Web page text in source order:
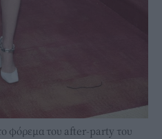
φόρεμα του after-party του